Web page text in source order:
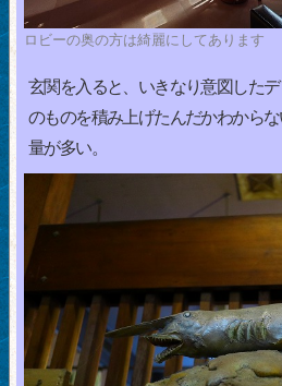
ロビーの奥の方は綺麗にしてあります
玄関を入ると、いきなり意図した
のものを積み上げたんだかわから
量が多い。